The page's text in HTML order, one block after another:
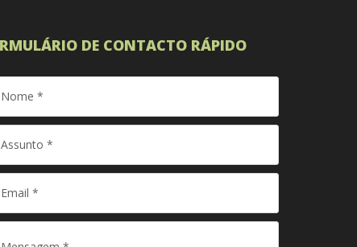
DE CONTACTO RÁPIDO